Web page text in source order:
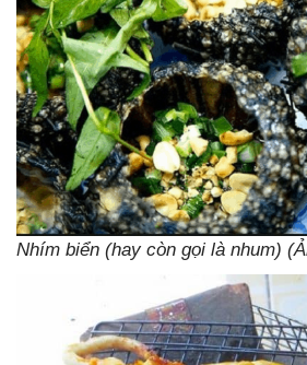
Nhím biển (hay còn gọi là nhum)